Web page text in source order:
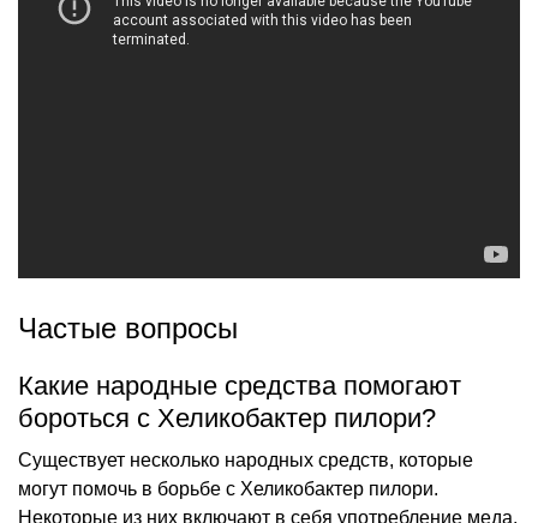
Частые вопросы
Какие народные средства помогают
бороться с Хеликобактер пилори?
Существует несколько народных средств, которые
могут помочь в борьбе с Хеликобактер пилори.
Некоторые из них включают в себя употребление меда,